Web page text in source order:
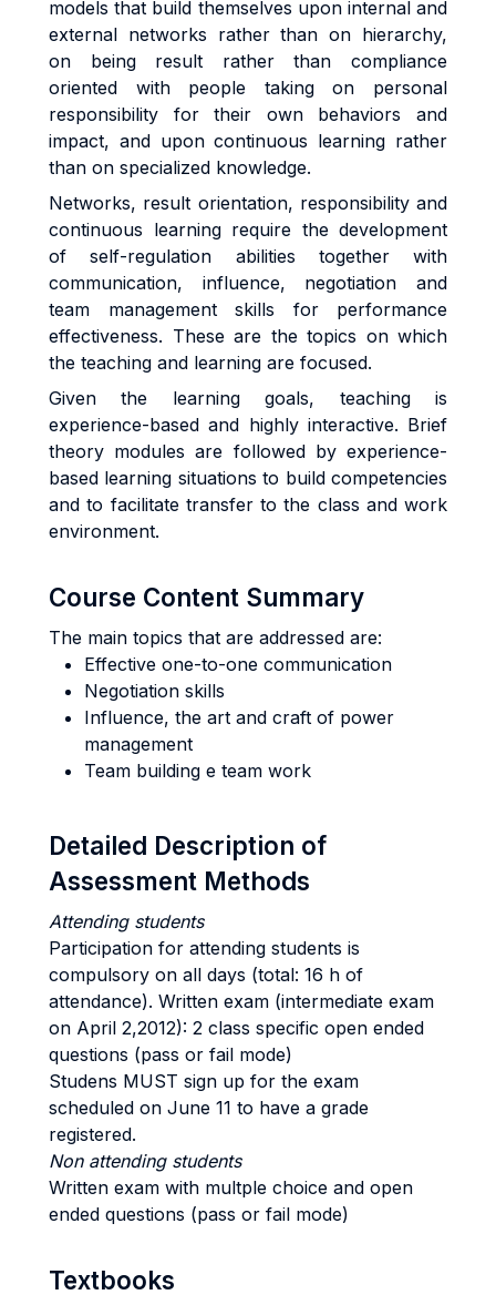
models that build themselves upon internal and
external networks rather than on hierarchy,
on being result rather than compliance
oriented with people taking on personal
responsibility for their own behaviors and
impact, and upon continuous learning rather
than on specialized knowledge.
Networks, result orientation, responsibility and
continuous learning require the development
of self-regulation abilities together with
communication, influence, negotiation and
team management skills for performance
effectiveness. These are the topics on which
the teaching and learning are focused.
Given the learning goals, teaching is
experience-based and highly interactive. Brief
theory modules are followed by experience-
based learning situations to build competencies
and to facilitate transfer to the class and work
environment.
Course Content Summary
The main topics that are addressed are:
Effective one-to-one communication
Negotiation skills
Influence, the art and craft of power
management
Team building e team work
Detailed Description of
Assessment Methods
Attending students
Participation for attending students is
compulsory on all days (total: 16 h of
attendance). Written exam (intermediate exam
on April 2,2012): 2 class specific open ended
questions (pass or fail mode)
Studens MUST sign up for the exam
scheduled on June 11 to have a grade
registered.
Non attending students
Written exam with multple choice and open
ended questions (pass or fail mode)
Textbooks